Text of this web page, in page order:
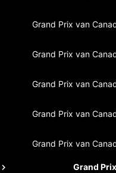
Grand Prix van
Grand Prix van
Grand Prix van
Grand Prix van
Grand Prix van
Grand